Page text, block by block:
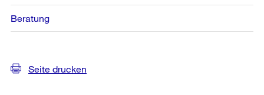
Beratung
Seite drucken